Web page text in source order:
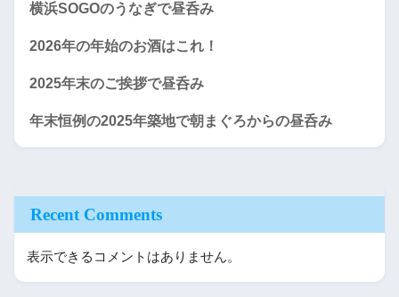
横浜SOGOのうなぎで昼呑み
2026年の年始のお酒はこれ！
2025年末のご挨拶で昼呑み
年末恒例の2025年築地で朝まぐろからの昼呑み
Recent Comments
表示できるコメントはありません。